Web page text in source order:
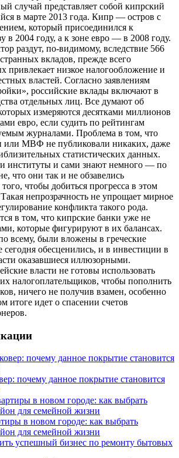
случай представляет собой кипрский
в марте 2013 года. Кипр — остров с
который присоединился к
в 2004 году, а к зоне евро — в 2008 году.
раздут, по-видимому, вследствие 566
вкладов, прежде всего
привлекает низкое налогообложение и
властей. Согласно заявлениям
российские вклады включают в
отдельных лиц. Все думают об
измеряются десятками миллионов
евро, если судить по рейтингам
журналами. Проблема в том, что
или МВФ не публиковали никаких, даже
статистических данных.
институты и сами знают немного — по
что они так и не обзавелись
чтобы добиться прогресса в этом
непрозрачность не упрощает мирное
конфликта такого рода.
в том, что кипрские банки уже не
которые фигурируют в их балансах.
всему, были вложены в греческие
сегодня обесценились, и в инвестиции в
оказавшиеся иллюзорными.
власти не готовы использовать
налогоплательщиков, чтобы пополнить
ничего не получив взамен, особенно
итоге идет о спасении счетов
почему данное покрытие становится
в новом городе: как выбрать
для семейной жизни